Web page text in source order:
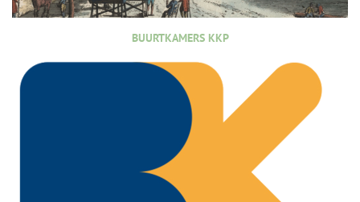
BUURTKAMERS KKP